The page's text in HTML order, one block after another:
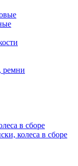
ремни
в сборе
колеса в сборе